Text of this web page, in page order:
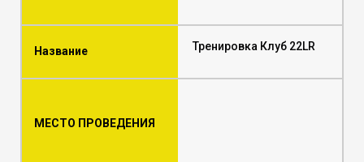
Название Тренировка Клуб 22LR
МЕСТО ПРОВЕДЕНИЯ